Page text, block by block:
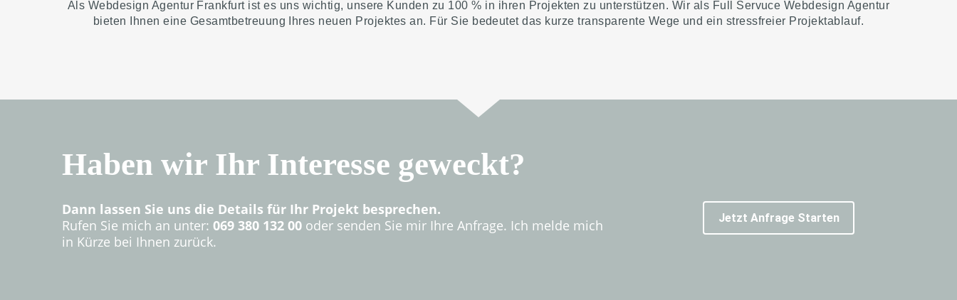
Seiten Aufbau und einfügen Ihrer Texte Bilder usw.
ergibt.
Einfach anfragen ;-)
Als Webdesign Agentur Frankfurt ist es uns wichtig, unsere Kunden zu 100 % in ihren Projekten zu unterstützen. Wir als Full Servuce Webdesign Agentur
bieten Ihnen eine Gesamtbetreuung Ihres neuen Projektes an. Für Sie bedeutet das kurze transparente Wege und ein stressfreier Projektablauf.
Haben wir Ihr Interesse geweckt?
Dann lassen Sie uns die Details für Ihr Projekt besprechen.
Rufen Sie mich an unter: 069 380 132 00 oder senden Sie mir Ihre Anfrage. Ich melde mich
in Kürze bei Ihnen zurück.
Jetzt Anfrage Starten